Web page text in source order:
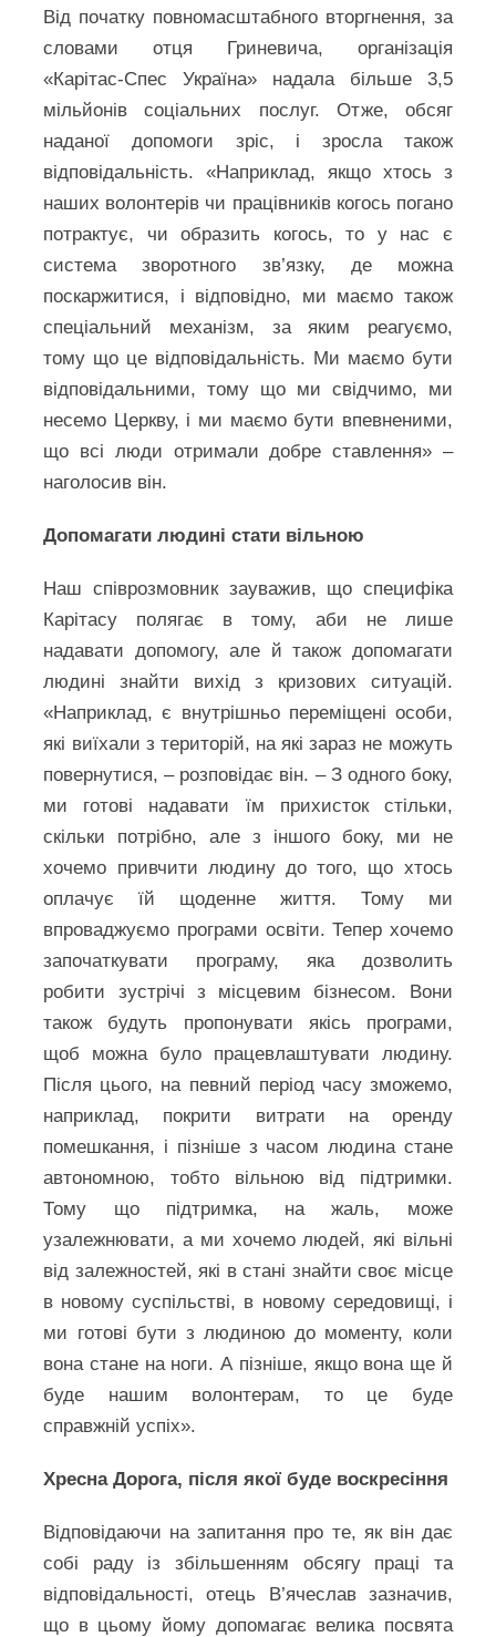
Від початку повномасштабного вторгнення, за
словами отця Гриневича, організація
«Карітас-Спес Україна» надала більше 3,5
мільйонів соціальних послуг. Отже, обсяг
наданої допомоги зріс, і зросла також
відповідальність. «Наприклад, якщо хтось з
наших волонтерів чи працівників когось погано
потрактує, чи образить когось, то у нас є
система зворотного зв’язку, де можна
поскаржитися, і відповідно, ми маємо також
спеціальний механізм, за яким реагуємо,
тому що це відповідальність. Ми маємо бути
відповідальними, тому що ми свідчимо, ми
несемо Церкву, і ми маємо бути впевненими,
що всі люди отримали добре ставлення» –
наголосив він.
Допомагати людині стати вільною
Наш співрозмовник зауважив, що специфіка
Карітасу полягає в тому, аби не лише
надавати допомогу, але й також допомагати
людині знайти вихід з кризових ситуацій.
«Наприклад, є внутрішньо переміщені особи,
які виїхали з територій, на які зараз не можуть
повернутися, – розповідає він. – З одного боку,
ми готові надавати їм прихисток стільки,
скільки потрібно, але з іншого боку, ми не
хочемо привчити людину до того, що хтось
оплачує їй щоденне життя. Тому ми
впроваджуємо програми освіти. Тепер хочемо
започаткувати програму, яка дозволить
робити зустрічі з місцевим бізнесом. Вони
також будуть пропонувати якісь програми,
щоб можна було працевлаштувати людину.
Після цього, на певний період часу зможемо,
наприклад, покрити витрати на оренду
помешкання, і пізніше з часом людина стане
автономною, тобто вільною від підтримки.
Тому що підтримка, на жаль, може
узалежнювати, а ми хочемо людей, які вільні
від залежностей, які в стані знайти своє місце
в новому суспільстві, в новому середовищі, і
ми готові бути з людиною до моменту, коли
вона стане на ноги. А пізніше, якщо вона ще й
буде нашим волонтерам, то це буде
справжній успіх».
Хресна Дорога, після якої буде воскресіння
Відповідаючи на запитання про те, як він дає
собі раду із збільшенням обсягу праці та
відповідальності, отець В’ячеслав зазначив,
що в цьому йому допомагає велика посвята